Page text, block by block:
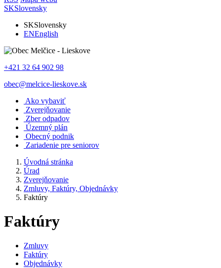
SKSlovensky
SKSlovensky
ENEnglish
+421 32 64 902 98
obec@melcice-lieskove.sk
Ako vybaviť
Zverejňovanie
Zber odpadov
Územný plán
Obecný podnik
Zariadenie pre seniorov
Úvodná stránka
Úrad
Zverejňovanie
Zmluvy, Faktúry, Objednávky
Faktúry
Faktúry
Zmluvy
Faktúry
Objednávky